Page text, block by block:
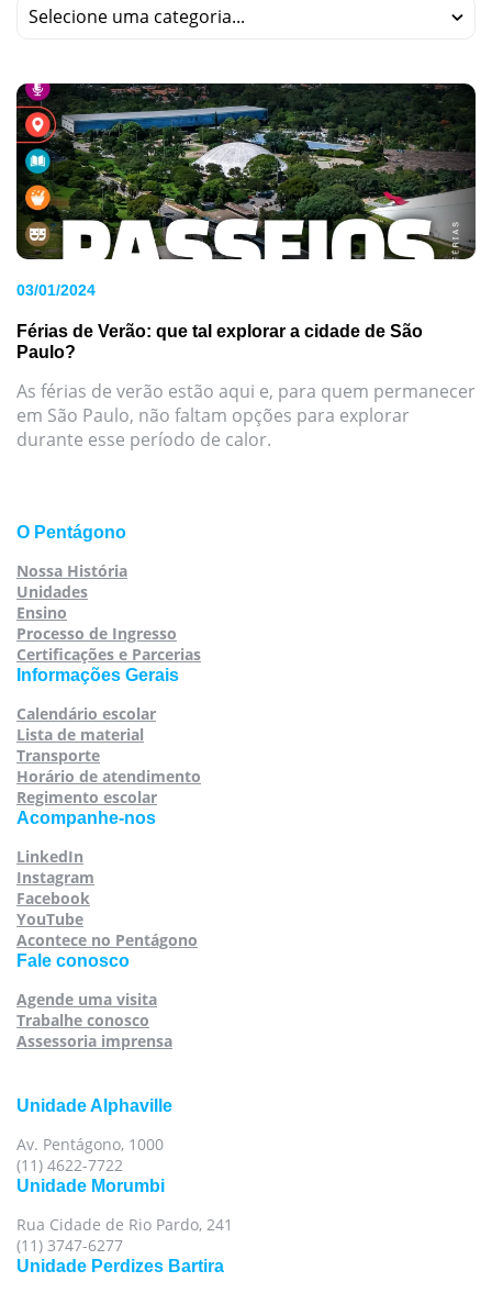
03/01/2024
Férias de Verão: que tal explorar a cidade de São
Paulo?
As férias de verão estão aqui e, para quem permanecer
em São Paulo, não faltam opções para explorar
durante esse período de calor.
O Pentágono
Nossa História
Unidades
Ensino
Processo de Ingresso
Certificações e Parcerias
Informações Gerais
Calendário escolar
Lista de material
Transporte
Horário de atendimento
Regimento escolar
Acompanhe-nos
LinkedIn
Instagram
Facebook
YouTube
Acontece no Pentágono
Fale conosco
Agende uma visita
Trabalhe conosco
Assessoria imprensa
Unidade Alphaville
Av. Pentágono, 1000
(11) 4622-7722
Unidade Morumbi
Rua Cidade de Rio Pardo, 241
(11) 3747-6277
Unidade Perdizes Bartira